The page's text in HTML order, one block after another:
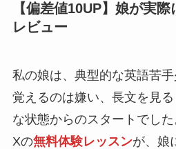
【偏差値10UP】娘が実
レビュー
私の娘は、典型的な英語苦
覚えるのは嫌い、長文を見
な状態からのスタートでし
Xの無料体験レッスンが、娘